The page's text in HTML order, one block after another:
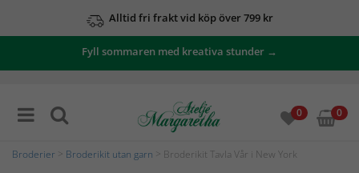
Alltid fri frakt vid köp över 799 kr
Fyll sommaren med kreativa stunder →
0 0
Broderier Broderikit utan garn > Broderikit Tavla Vår i New York